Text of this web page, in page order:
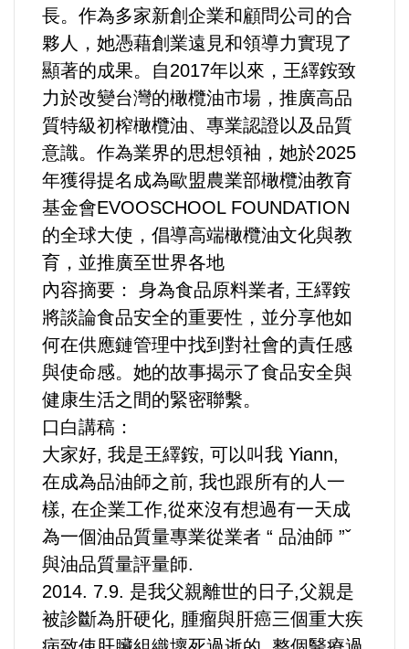
健康/養生
命理/信仰/宗教/宮廟/教會
演講/發表會/論壇/研討會
內政/社會/福利/弱勢/慈善
國際/全球
環境/資源/能源
交通運輸
中美台
正能量
餐飲美食
蔬/素食
法制/司法/監督
防災/救災
長。作為多家新創企業和顧問公司的合
夥人，她憑藉創業遠見和領導力實現了
顯著的成果。自2017年以來，王繹銨致
力於改變台灣的橄欖油市場，推廣高品
質特級初榨橄欖油、專業認證以及品質
意識。作為業界的思想領袖，她於2025
年獲得提名成為歐盟農業部橄欖油教育
基金會EVOOSCHOOL FOUNDATION
的全球大使，倡導高端橄欖油文化與教
育，並推廣至世界各地
內容摘要： 身為食品原料業者, 王繹銨
將談論食品安全的重要性，並分享他如
何在供應鏈管理中找到對社會的責任感
與使命感。她的故事揭示了食品安全與
健康生活之間的緊密聯繫。
口白講稿：
大家好, 我是王繹銨, 可以叫我 Yiann,
在成為品油師之前, 我也跟所有的人一
樣, 在企業工作,從來沒有想過有一天成
為一個油品質量專業從業者 “ 品油師 ”ˇ
與油品質量評量師.
2014. 7.9. 是我父親離世的日子,父親是
被診斷為肝硬化, 腫瘤與肝癌三個重大疾